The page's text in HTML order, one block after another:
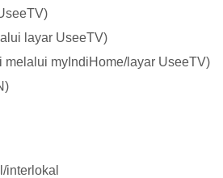
layar UseeTV)
myIndiHome/layar UseeTV)
interlokal